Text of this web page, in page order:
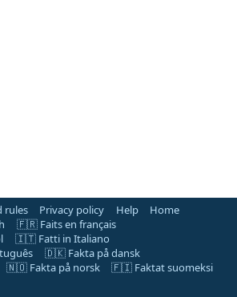
rules Privacy policy Help
Home
🇫🇷 Faits en français
🇮🇹 Fatti in Italiano
🇩🇰 Fakta på dansk
🇳🇴 Fakta på norsk
🇫🇮 Faktat suomeksi